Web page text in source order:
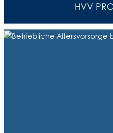
geschont, sondern auch
HVV